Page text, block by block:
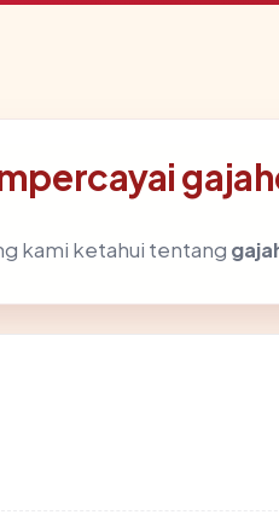
kami ketahui tentang